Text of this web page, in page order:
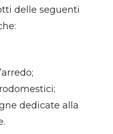
delle seguenti
dedicate alla